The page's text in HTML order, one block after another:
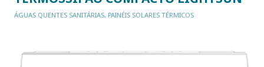
ÁGUAS QUENTES SANITÁRIAS, PAINÉIS SOLARES TÉRMICOS